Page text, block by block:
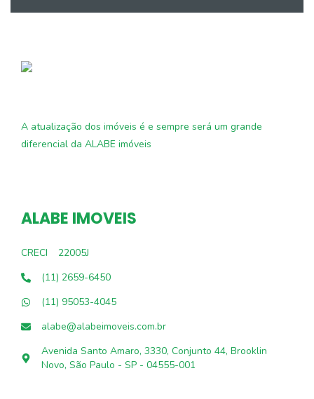
A atualização dos imóveis é e sempre será um grande
diferencial da ALABE imóveis
ALABE IMOVEIS
CRECI
22005J
(11) 2659-6450
(11) 95053-4045
alabe@alabeimoveis.com.br
Avenida Santo Amaro, 3330, Conjunto 44, Brooklin
Novo, São Paulo - SP - 04555-001